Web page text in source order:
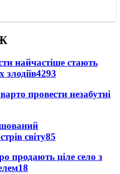
найчастіше стають
4293
провести незабутні
світу85
продають ціле село з
18